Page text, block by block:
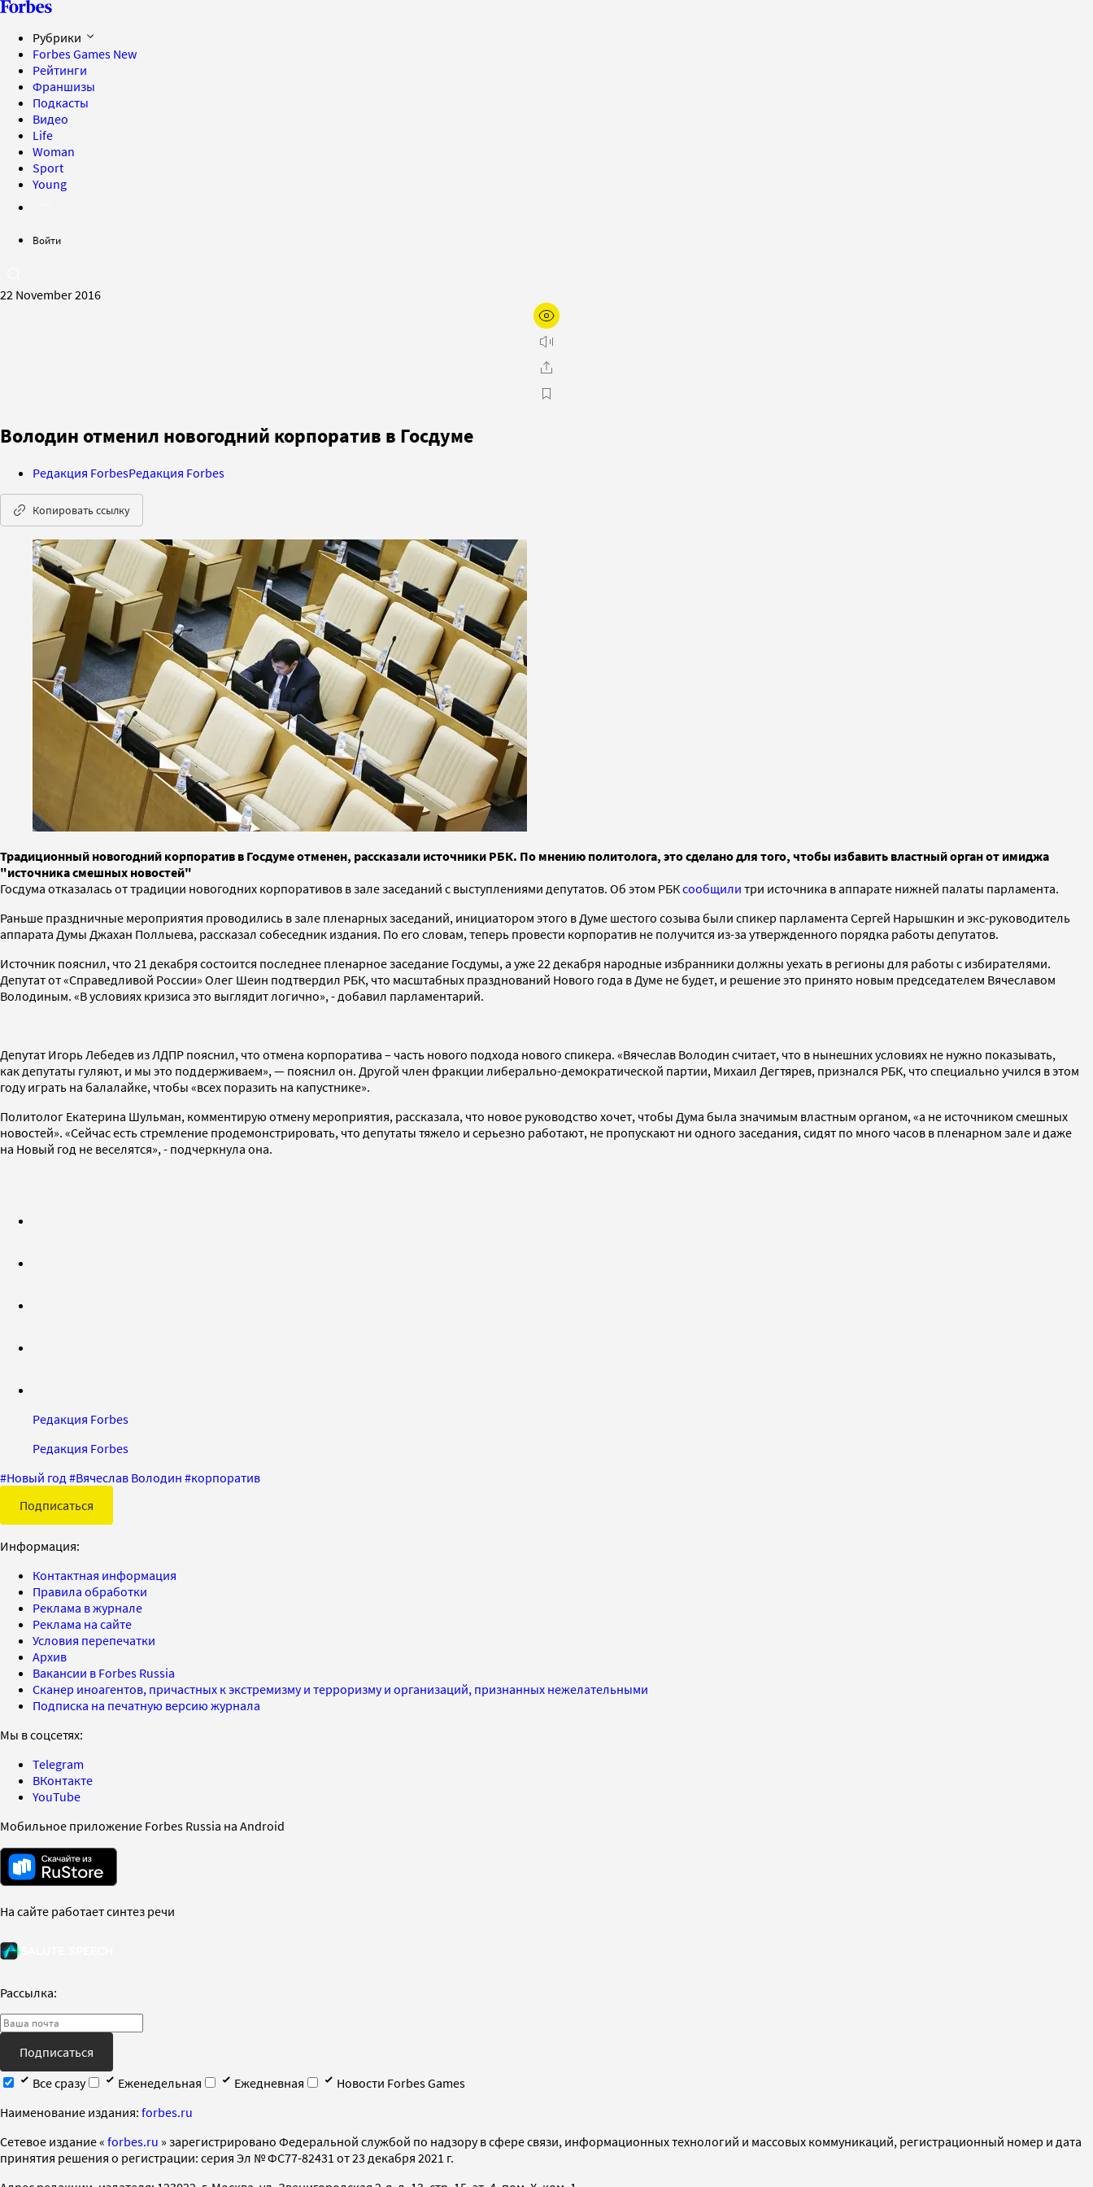
Рубрики
Forbes Games New
Рейтинги
Франшизы
Подкасты
Видео
Life
Woman
Sport
Young
Войти
22 November 2016
Володин отменил новогодний корпоратив в Госдуме
Редакция ForbesРедакция Forbes
Копировать ссылку
Традиционный новогодний корпоратив в Госдуме отменен, рассказали источники РБК. По мнению политолога, это сделано для того, чтобы избавить властный орган от имиджа
"источника смешных новостей"
Госдума отказалась от традиции новогодних корпоративов в зале заседаний с выступлениями депутатов. Об этом РБКсообщили три источника в аппарате нижней палаты парламента.
Раньше праздничные мероприятия проводились в зале пленарных заседаний, инициатором этого в Думе шестого созыва были спикер парламента Сергей Нарышкин и экс-руководитель
аппарата Думы Джахан Поллыева, рассказал собеседник издания. По его словам, теперь провести корпоратив не получится из-за утвержденного порядка работы депутатов.
Источник пояснил, что 21 декабря состоится последнее пленарное заседание Госдумы, а уже 22 декабря народные избранники должны уехать в регионы для работы с избирателями.
Депутат от «Справедливой России» Олег Шеин подтвердил РБК, что масштабных празднований Нового года в Думе не будет, и решение это принято новым председателем Вячеславом
Володиным. «В условиях кризиса это выглядит логично», - добавил парламентарий.
Депутат Игорь Лебедев из ЛДПР пояснил, что отмена корпоратива – часть нового подхода нового спикера. «Вячеслав Володин считает, что в нынешних условиях не нужно показывать,
как депутаты гуляют, и мы это поддерживаем», — пояснил он. Другой член фракции либерально-демократической партии, Михаил Дегтярев, признался РБК, что специально учился в этом
году играть на балалайке, чтобы «всех поразить на капустнике».
Политолог Екатерина Шульман, комментирую отмену мероприятия, рассказала, что новое руководство хочет, чтобы Дума была значимым властным органом, «а не источником смешных
новостей». «Сейчас есть стремление продемонстрировать, что депутаты тяжело и серьезно работают, не пропускают ни одного заседания, сидят по много часов в пленарном зале и даже
на Новый год не веселятся», - подчеркнула она.
Редакция Forbes
Редакция Forbes
#Новый год #Вячеслав Володин #корпоратив
Подписаться
Информация:
Контактная информация
Правила обработки
Реклама в журнале
Реклама на сайте
Условия перепечатки
Архив
Вакансии в Forbes Russia
Сканер иноагентов, причастных к экстремизму и терроризму и организаций, признанных нежелательными
Подписка на печатную версию журнала
Мы в соцсетях:
Telegram
ВКонтакте
YouTube
Мобильное приложение Forbes Russia на Android
На сайте работает синтез речи
Рассылка:
Подписаться
Все сразу
Еженедельная Ежедневная
Новости Forbes Games
Наименование издания: forbes.ru
Cетевое издание « forbes.ru » зарегистрировано Федеральной службой по надзору в сфере связи, информационных технологий и массовых коммуникаций, регистрационный номер и дата
принятия решения о регистрации: серия Эл № ФС77-82431 от 23 декабря 2021 г.